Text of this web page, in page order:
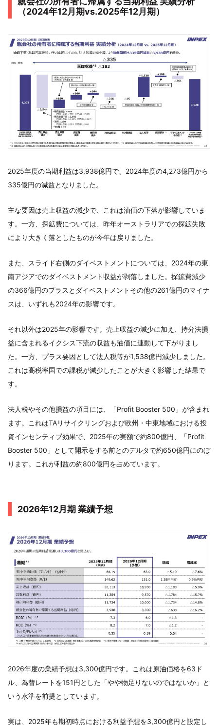
（2024年12月期vs.2025年12月期）
2025年度の当期利益は3,938億円で、2024年度の4,273億円から
335億円の減益となりました。
主な要因は売上収益の減少で、これは油価の下落が影響していま
す。一方、探鉱費については、昨年オーストラリアでの探鉱失敗
により大きく落としたものが今年は戻りました。
また、スライド右側のダイベストメントについては、2024年の東
南アジアでのダイベストメント収益が剥落しました。探鉱費減少
の366億円のプラスとダイベストメントその他の261億円のマイナ
スは、いずれも2024年の影響です。
それ以外は2025年の影響です。売上収益の減少に加え、持分法損
益に含まれるイクシス下流の収益も油価に連動して下がりまし
た。一方、プラス要因として法人税等が1,538億円減少しました。
これは高税率国での課税が減少したことが大きく影響した結果で
す。
法人税やその他損益の項目には、「Profit Booster 500」が含まれ
ます。これはTAリサイクリングおよび欧州・中東地域における投
資インセンティブ効果で、2025年の実額で約800億円、「Profit
Booster 500」として開示をする前とのデルタで約650億円にのぼ
ります。これが利益の約800億円を占めています。
2026年12月期 業績予想
2026年度の業績予想は3,300億円です。これは原油価格を63ド
ル、為替レートを151円とした「やや物足りないのではないか」と
いう水準を前提としています。
実は、2025年も期初時点における利益予想を3,300億円と設定し